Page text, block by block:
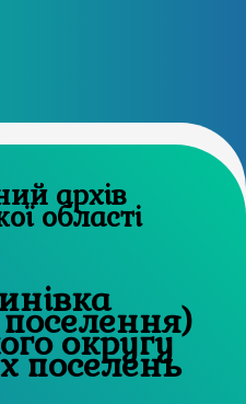
архів
області
поселення)
округу
поселень